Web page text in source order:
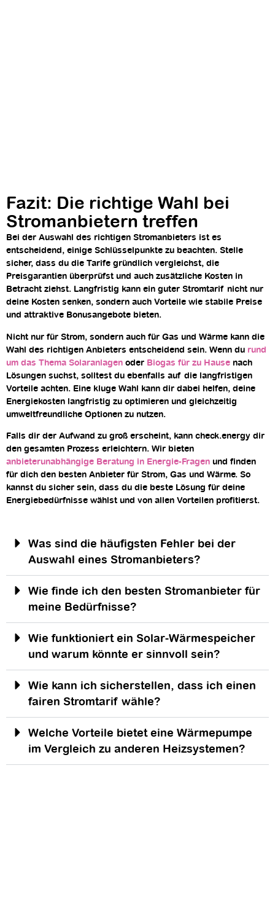
Fazit: Die richtige Wahl bei
Stromanbietern treffen
Bei der Auswahl des richtigen Stromanbieters ist es
entscheidend, einige Schlüsselpunkte zu beachten. Stelle
sicher, dass du die Tarife gründlich vergleichst, die
Preisgarantien überprüfst und auch zusätzliche Kosten in
Betracht ziehst. Langfristig kann ein guter Stromtarif nicht nur
deine Kosten senken, sondern auch Vorteile wie stabile Preise
und attraktive Bonusangebote bieten.
Nicht nur für Strom, sondern auch für Gas und Wärme kann die
Wahl des richtigen Anbieters entscheidend sein. Wenn du rund
um das Thema Solaranlagen oder Biogas für zu Hause nach
Lösungen suchst, solltest du ebenfalls auf die langfristigen
Vorteile achten. Eine kluge Wahl kann dir dabei helfen, deine
Energiekosten langfristig zu optimieren und gleichzeitig
umweltfreundliche Optionen zu nutzen.
Falls dir der Aufwand zu groß erscheint, kann check.energy dir
den gesamten Prozess erleichtern. Wir bieten
anbieterunabhängige Beratung in Energie-Fragen und finden
für dich den besten Anbieter für Strom, Gas und Wärme. So
kannst du sicher sein, dass du die beste Lösung für deine
Energiebedürfnisse wählst und von allen Vorteilen profitierst.
Was sind die häufigsten Fehler bei der
Auswahl eines Stromanbieters?
Wie finde ich den besten Stromanbieter für
meine Bedürfnisse?
Wie funktioniert ein Solar-Wärmespeicher
und warum könnte er sinnvoll sein?
Wie kann ich sicherstellen, dass ich einen
fairen Stromtarif wähle?
Welche Vorteile bietet eine Wärmepumpe
im Vergleich zu anderen Heizsystemen?